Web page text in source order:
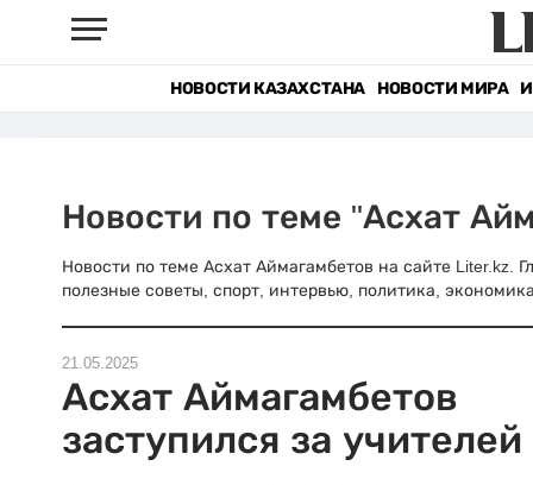
НОВОСТИ КАЗАХСТАНА НОВОСТИ МИРА
Новости по теме "Асхат
Новости по теме Асхат Аймагамбетов на сайте Liter.kz.
полезные советы, спорт, интервью, политика,
21.05.2025
Асхат Аймагамбетов
заступился за учителей